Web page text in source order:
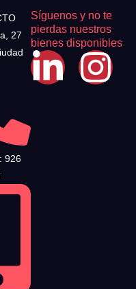
27
926
Síguenos y no te
pierdas nuestros
bienes disponibles